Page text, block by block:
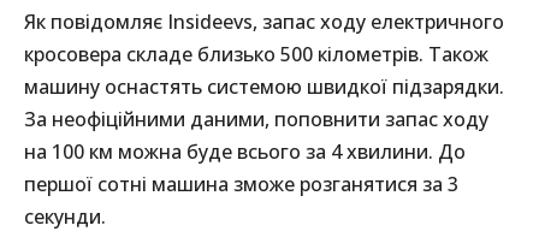
Як повідомляє Insideevs, запас ходу електричного
кросовера складе близько 500 кілометрів. Також
машину оснастять системою швидкої підзарядки.
За неофіційними даними, поповнити запас ходу
на 100 км можна буде всього за 4 хвилини. До
першої сотні машина зможе розганятися за 3
секунди.